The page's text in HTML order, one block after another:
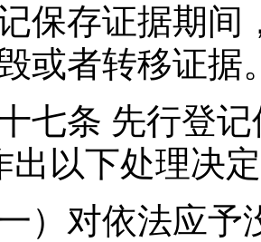
存证据期间
或者转移证据
条 先行登记
出以下处理决
对依法应予